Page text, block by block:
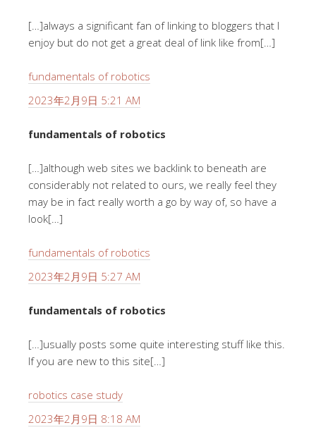
[…]always a significant fan of linking to bloggers that I
enjoy but do not get a great deal of link like from[…]
fundamentals of robotics
2023年2月9日 5:21 AM
fundamentals of robotics
[…]although web sites we backlink to beneath are
considerably not related to ours, we really feel they
may be in fact really worth a go by way of, so have a
look[…]
fundamentals of robotics
2023年2月9日 5:27 AM
fundamentals of robotics
[…]usually posts some quite interesting stuff like this.
If you are new to this site[…]
robotics case study
2023年2月9日 8:18 AM